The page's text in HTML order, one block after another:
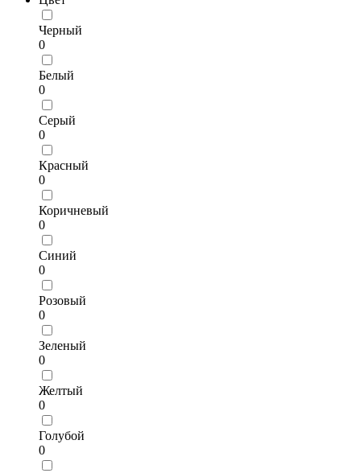
Черный
0
Белый
0
Серый
0
Красный
0
Коричневый
0
Синий
0
Розовый
0
Зеленый
0
Желтый
0
Голубой
0